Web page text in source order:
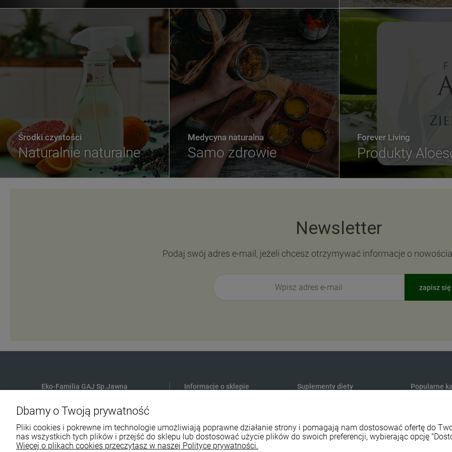
Forever Living
Produkty
Środki czystości
Naturalnie naturalne
Medycyna naturalna
Samo zdrowie
Newsletter
Podaj swój adres e-mail, jeżeli chcesz otrzymywać informacje o
zapisz się
Eko-Familia GAJ Sp.Jawna
Gdańska 60
90-616 Łódź
790 727 174
Informacje o sklepie
Polityka Prywatności
Regulamin sklepu
Suplementy diety
Naturalne witaminy i minerały
Popularne
Sport i
Dbamy o Twoją prywatność
Pliki cookies i pokrewne im technologie umożliwiają poprawne działanie strony i pomagają nam dostosować ofertę do
nas wszystkich tych plików i przejść do sklepu lub dostosować użycie plików do swoich preferencji, wybierając opcję
Więcej o plikach cookies przeczytasz w naszej Polityce prywatności.